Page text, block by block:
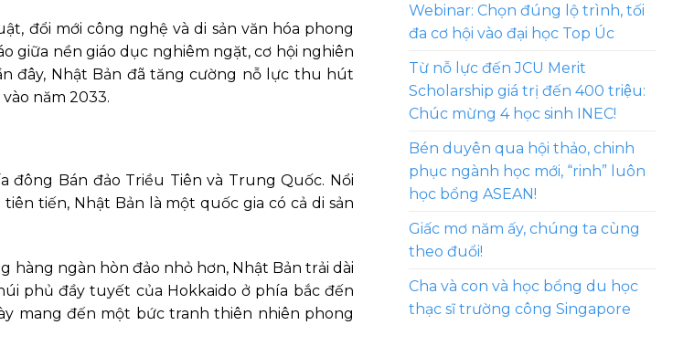
đổi mới công nghệ và di sản văn hóa phong
giữa nền giáo dục nghiêm ngặt, cơ hội nghiên
đây, Nhật Bản đã tăng cường nỗ lực thu hút
năm 2033.
đông Bán đảo Triều Tiên và Trung Quốc. Nổi
tiến, Nhật Bản là một quốc gia có cả di sản
hàng ngàn hòn đảo nhỏ hơn, Nhật Bản trải dài
phủ đầy tuyết của Hokkaido ở phía bắc đến
mang đến một bức tranh thiên nhiên phong
Webinar: Chọn đúng lộ trình, tối
đa cơ hội vào đại học Top Úc
Từ nỗ lực đến JCU Merit
Scholarship giá trị đến 400 triệu:
Chúc mừng 4 học sinh INEC!
Bén duyên qua hội thảo, chinh
phục ngành học mới, “rinh” luôn
học bổng ASEAN!
Giấc mơ năm ấy, chúng ta cùng
theo đuổi!
Cha và con và học bổng du học
thạc sĩ trường công Singapore